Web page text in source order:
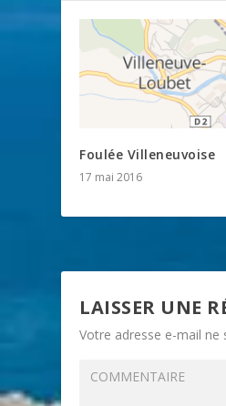
Foulée Villeneuvoise
17 mai 2016
LAISSER UNE
Votre adresse e-mail ne